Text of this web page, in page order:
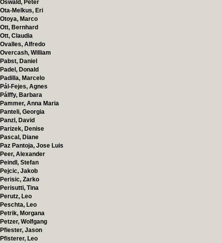
Oswald, Peter
Ota-Melkus, Eri
Otoya, Marco
Ott, Bernhard
Ott, Claudia
Ovalles, Alfredo
Overcash, William
Pabst, Daniel
Padel, Donald
Padilla, Marcelo
Pál-Fejes, Agnes
Pálffy, Barbara
Pammer, Anna Maria
Panteli, Georgia
Panzl, David
Parizek, Denise
Pascal, Diane
Paz Pantoja, Jose Luis
Peer, Alexander
Peindl, Stefan
Pejcic, Jakob
Perisic, Zarko
Perisutti, Tina
Perutz, Leo
Peschta, Leo
Petrik, Morgana
Petzer, Wolfgang
Pfiester, Jason
Pfisterer, Leo